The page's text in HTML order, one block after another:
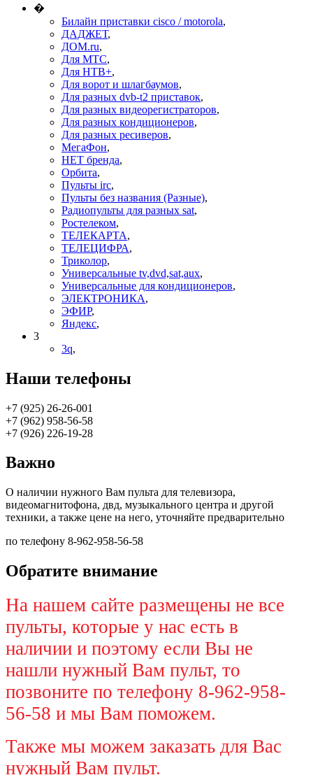
�
Билайн приставки cisco / motorola,
ДАДЖЕТ,
ДОМ.ru,
Для МТС,
Для НТВ+,
Для ворот и шлагбаумов,
Для разных dvb-t2 приставок,
Для разных видеорегистраторов,
Для разных кондиционеров,
Для разных ресиверов,
МегаФон,
НЕТ бренда,
Орбита,
Пульты irc,
Пульты без названия (Разные),
Радиопульты для разных sat,
Ростелеком,
ТЕЛЕКАРТА,
ТЕЛЕЦИФРА,
Триколор,
Универсальные tv,dvd,sat,aux,
Универсальные для кондиционеров,
ЭЛЕКТРОНИКА,
ЭФИР,
Яндекс,
3
3q,
Наши телефоны
+7 (925) 26-26-001
+7 (962) 958-56-58
+7 (926) 226-19-28
Важно
О наличии нужного Вам пульта для телевизора,
видеомагнитофона, двд, музыкального центра и другой
техники, а также цене на него, уточняйте предварительно
по телефону 8-962-958-56-58
Обратите внимание
На нашем сайте размещены не все
пульты, которые у нас есть в
наличии и поэтому если Вы не
нашли нужный Вам пульт, то
позвоните по телефону 8-962-958-
56-58 и мы Вам поможем.
Также мы можем заказать для Вас
нужный Вам пульт.